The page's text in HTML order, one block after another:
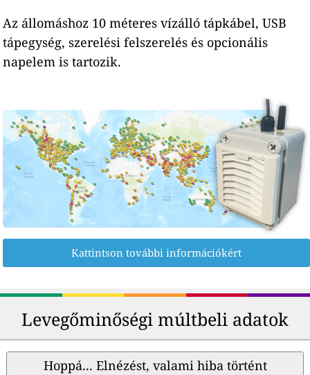
Az állomáshoz 10 méteres vízálló tápkábel, USB
tápegység, szerelési felszerelés és opcionális
napelem is tartozik.
Kattintson további információkért
Levegőminőségi múltbeli adatok
Hoppá... Elnézést, valami hiba történt